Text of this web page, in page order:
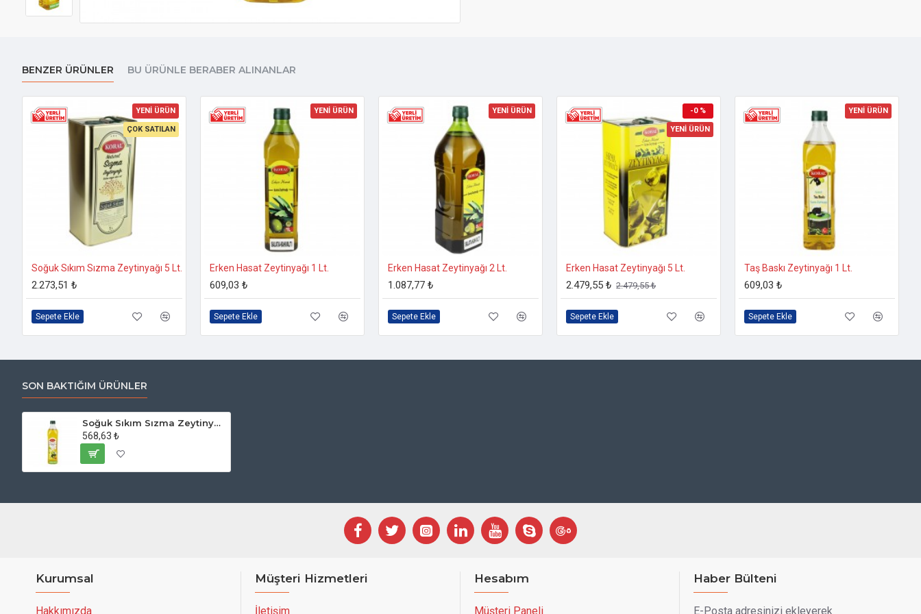
BENZER ÜRÜNLER BU ÜRÜNLE BERABER ALINANLAR
YENİ ÜRÜN
ÇOK SATILAN
Soğuk Sıkım Sızma Zeytinyağı 5 Lt.
2.273,51 ₺
Sepete Ekle
YENİ ÜRÜN
Erken Hasat Zeytinyağı 1 Lt.
609,03 ₺
Sepete Ekle
YENİ ÜRÜN
Erken Hasat Zeytinyağı 2 Lt.
1.087,77 ₺
Sepete Ekle
YENİ ÜRÜN
-0 %
Erken Hasat Zeytinyağı 5 Lt.
2.479,55 ₺ 2.479,55 ₺
Sepete Ekle
YENİ ÜRÜN
Taş Baskı Zeytinyağı 1 Lt.
609,03 ₺
Sepete Ekle
SON BAKTIĞIM ÜRÜNLER
Soğuk Sıkım Sızma Zeytinyağı 1 Lt.
568,63 ₺
Kurumsal
Hakkımızda
Müşteri Hizmetleri
İletişim
Hesabım
Müşteri Paneli
Haber Bülteni
E-Posta adresinizi ekleyerek